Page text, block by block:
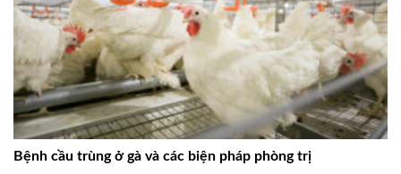
Bệnh cầu trùng ở gà và các biện pháp phòng trị